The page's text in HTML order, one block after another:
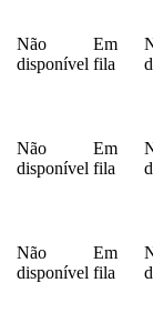
Não
disponível
Em
fila
Não
disponível
Em
fila
Não
disponível
Em
fila